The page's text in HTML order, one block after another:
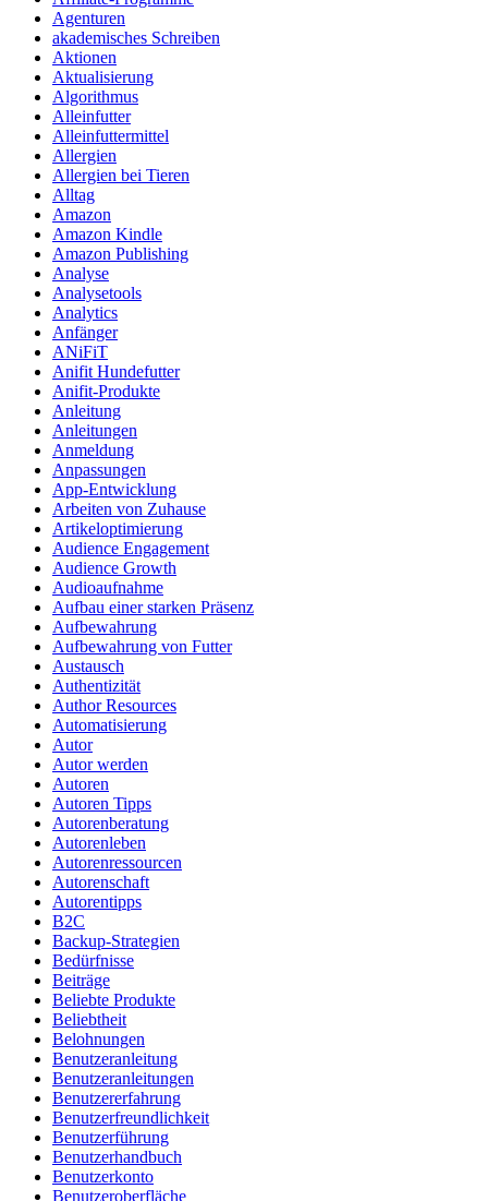
Agenturen
akademisches Schreiben
Aktionen
Aktualisierung
Algorithmus
Alleinfutter
Alleinfuttermittel
Allergien
Allergien bei Tieren
Alltag
Amazon
Amazon Kindle
Amazon Publishing
Analyse
Analysetools
Analytics
Anfänger
ANiFiT
Anifit Hundefutter
Anifit-Produkte
Anleitung
Anleitungen
Anmeldung
Anpassungen
App-Entwicklung
Arbeiten von Zuhause
Artikeloptimierung
Audience Engagement
Audience Growth
Audioaufnahme
Aufbau einer starken Präsenz
Aufbewahrung
Aufbewahrung von Futter
Austausch
Authentizität
Author Resources
Automatisierung
Autor
Autor werden
Autoren
Autoren Tipps
Autorenberatung
Autorenleben
Autorenressourcen
Autorenschaft
Autorentipps
B2C
Backup-Strategien
Bedürfnisse
Beiträge
Beliebte Produkte
Beliebtheit
Belohnungen
Benutzeranleitung
Benutzeranleitungen
Benutzererfahrung
Benutzerfreundlichkeit
Benutzerführung
Benutzerhandbuch
Benutzerkonto
Benutzeroberfläche